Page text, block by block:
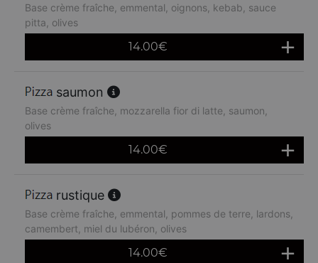
Base crème fraîche, emmental, oignons, kebab, sauce
pitta, olives
14.00€
saumon
Base crème fraîche, mozzarella fior di latte, saumon,
olives
14.00€
rustique
Base crème fraîche, emmental, pommes de terre, lardons,
camembert, miel du lubéron, olives
14.00€